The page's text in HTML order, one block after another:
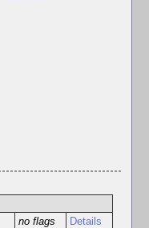
no flags Details